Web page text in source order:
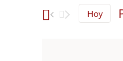
de
clave.
Hoy